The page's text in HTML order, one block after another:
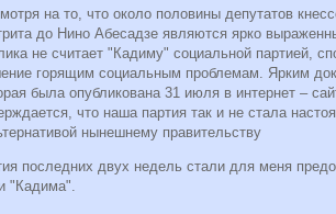
на то, что около половины депутатов
до Нино Абесадзе являются ярко
не считает "Кадиму" социальной партией,
горящим социальным проблемам. Ярким
была опубликована 31 июля в интернет –
что наша партия так и не стала
нынешнему правительству.
последних двух недель стали для меня
"Кадима".